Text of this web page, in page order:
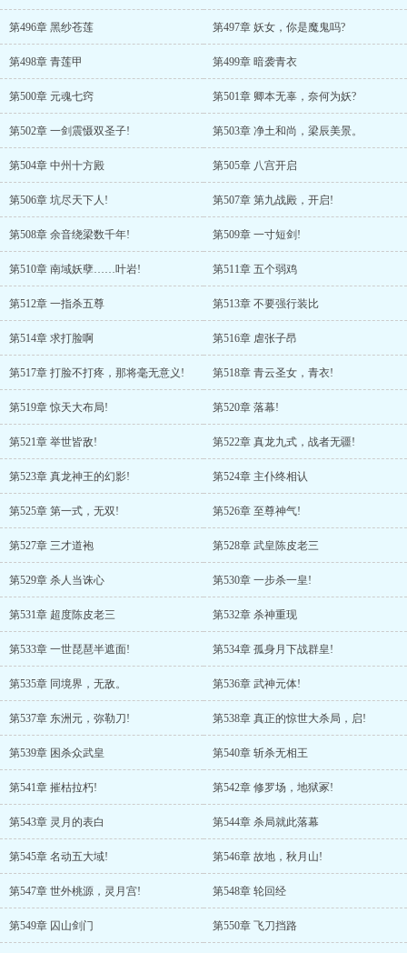
第496章 黑纱苍莲 第497章 妖女，你是魔鬼吗?
第498章 青莲甲 第499章 暗袭青衣
第500章 元魂七窍 第501章 卿本无辜，奈何为妖?
第502章 一剑震慑双圣子! 第503章 净土和尚，梁辰美景。
第504章 中州十方殿 第505章 八宫开启
第506章 坑尽天下人! 第507章 第九战殿，开启!
第508章 余音绕梁数千年! 第509章 一寸短剑!
第510章 南域妖孽……叶岩! 第511章 五个弱鸡
第512章 一指杀五尊 第513章 不要强行装比
第514章 求打脸啊 第516章 虐张子昂
第517章 打脸不打疼，那将毫无意义! 第518章 青云圣女，青衣!
第519章 惊天大布局! 第520章 落幕!
第521章 举世皆敌! 第522章 真龙九式，战者无疆!
第523章 真龙神王的幻影! 第524章 主仆终相认
第525章 第一式，无双! 第526章 至尊神气!
第527章 三才道袍 第528章 武皇陈皮老三
第529章 杀人当诛心 第530章 一步杀一皇!
第531章 超度陈皮老三 第532章 杀神重现
第533章 一世琵琶半遮面! 第534章 孤身月下战群皇!
第535章 同境界，无敌。 第536章 武神元体!
第537章 东洲元，弥勒刀! 第538章 真正的惊世大杀局，启!
第539章 困杀众武皇 第540章 斩杀无相王
第541章 摧枯拉朽! 第542章 修罗场，地狱冢!
第543章 灵月的表白 第544章 杀局就此落幕
第545章 名动五大域! 第546章 故地，秋月山!
第547章 世外桃源，灵月宫! 第548章 轮回经
第549章 囚山剑门 第550章 飞刀挡路